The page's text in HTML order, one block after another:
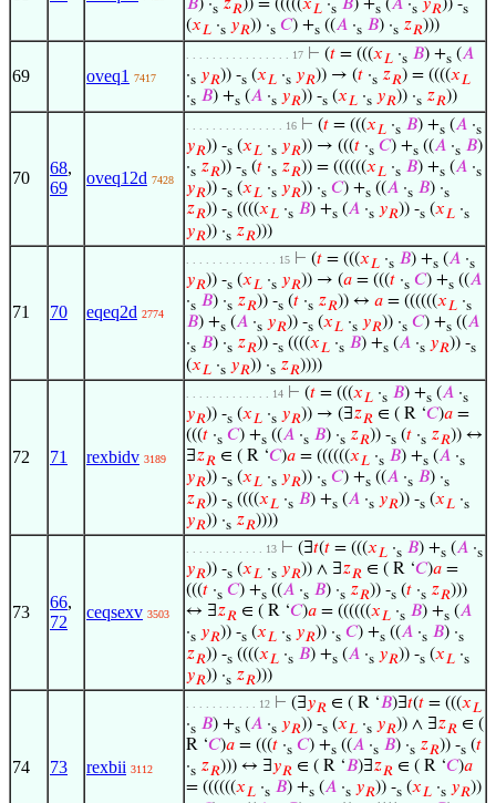
𝐵) ·s 𝑧𝑅)) = (((((𝑥𝐿 ·s 𝐵) +s (𝐴 ·s 𝑦𝑅)) -s
(𝑥𝐿 ·s 𝑦𝑅)) ·s 𝐶) +s ((𝐴 ·s 𝐵) ·s 𝑧𝑅)))
69 oveq1 7417
. . . . . . . . . . . . . . . . 17 ⊢ (𝑡 = (((𝑥𝐿 ·s 𝐵) +s (𝐴
·s 𝑦𝑅)) -s (𝑥𝐿 ·s 𝑦𝑅)) → (𝑡 ·s 𝑧𝑅) = ((((𝑥𝐿
·s 𝐵) +s (𝐴 ·s 𝑦𝑅)) -s (𝑥𝐿 ·s 𝑦𝑅)) ·s 𝑧𝑅))
70
68,
69
oveq12d 7428
. . . . . . . . . . . . . . . 16 ⊢ (𝑡 = (((𝑥𝐿 ·s 𝐵) +s (𝐴 ·s
𝑦𝑅)) -s (𝑥𝐿 ·s 𝑦𝑅)) → (((𝑡 ·s 𝐶) +s ((𝐴 ·s 𝐵)
·s 𝑧𝑅)) -s (𝑡 ·s 𝑧𝑅)) = ((((((𝑥𝐿 ·s 𝐵) +s (𝐴 ·s
𝑦𝑅)) -s (𝑥𝐿 ·s 𝑦𝑅)) ·s 𝐶) +s ((𝐴 ·s 𝐵) ·s
𝑧𝑅)) -s ((((𝑥𝐿 ·s 𝐵) +s (𝐴 ·s 𝑦𝑅)) -s (𝑥𝐿 ·s
𝑦𝑅)) ·s 𝑧𝑅)))
71 70 eqeq2d 2774
. . . . . . . . . . . . . . 15 ⊢ (𝑡 = (((𝑥𝐿 ·s 𝐵) +s (𝐴 ·s
𝑦𝑅)) -s (𝑥𝐿 ·s 𝑦𝑅)) → (𝑎 = (((𝑡 ·s 𝐶) +s ((𝐴
·s 𝐵) ·s 𝑧𝑅)) -s (𝑡 ·s 𝑧𝑅)) ↔ 𝑎 = ((((((𝑥𝐿 ·s
𝐵) +s (𝐴 ·s 𝑦𝑅)) -s (𝑥𝐿 ·s 𝑦𝑅)) ·s 𝐶) +s ((𝐴
·s 𝐵) ·s 𝑧𝑅)) -s ((((𝑥𝐿 ·s 𝐵) +s (𝐴 ·s 𝑦𝑅)) -s
(𝑥𝐿 ·s 𝑦𝑅)) ·s 𝑧𝑅))))
72 71 rexbidv 3189
. . . . . . . . . . . . . 14 ⊢ (𝑡 = (((𝑥𝐿 ·s 𝐵) +s (𝐴 ·s
𝑦𝑅)) -s (𝑥𝐿 ·s 𝑦𝑅)) → (∃𝑧𝑅 ∈ ( R ‘𝐶)𝑎 =
(((𝑡 ·s 𝐶) +s ((𝐴 ·s 𝐵) ·s 𝑧𝑅)) -s (𝑡 ·s 𝑧𝑅)) ↔
∃𝑧𝑅 ∈ ( R ‘𝐶)𝑎 = ((((((𝑥𝐿 ·s 𝐵) +s (𝐴 ·s
𝑦𝑅)) -s (𝑥𝐿 ·s 𝑦𝑅)) ·s 𝐶) +s ((𝐴 ·s 𝐵) ·s
𝑧𝑅)) -s ((((𝑥𝐿 ·s 𝐵) +s (𝐴 ·s 𝑦𝑅)) -s (𝑥𝐿 ·s
𝑦𝑅)) ·s 𝑧𝑅))))
73
66,
72
ceqsexv 3503
. . . . . . . . . . . . 13 ⊢ (∃𝑡(𝑡 = (((𝑥𝐿 ·s 𝐵) +s (𝐴 ·s
𝑦𝑅)) -s (𝑥𝐿 ·s 𝑦𝑅)) ∧ ∃𝑧𝑅 ∈ ( R ‘𝐶)𝑎 =
(((𝑡 ·s 𝐶) +s ((𝐴 ·s 𝐵) ·s 𝑧𝑅)) -s (𝑡 ·s 𝑧𝑅)))
↔ ∃𝑧𝑅 ∈ ( R ‘𝐶)𝑎 = ((((((𝑥𝐿 ·s 𝐵) +s (𝐴
·s 𝑦𝑅)) -s (𝑥𝐿 ·s 𝑦𝑅)) ·s 𝐶) +s ((𝐴 ·s 𝐵) ·s
𝑧𝑅)) -s ((((𝑥𝐿 ·s 𝐵) +s (𝐴 ·s 𝑦𝑅)) -s (𝑥𝐿 ·s
𝑦𝑅)) ·s 𝑧𝑅)))
74 73 rexbii 3112
. . . . . . . . . . . 12 ⊢ (∃𝑦𝑅 ∈ ( R ‘𝐵)∃𝑡(𝑡 = (((𝑥𝐿
·s 𝐵) +s (𝐴 ·s 𝑦𝑅)) -s (𝑥𝐿 ·s 𝑦𝑅)) ∧ ∃𝑧𝑅 ∈ (
R ‘𝐶)𝑎 = (((𝑡 ·s 𝐶) +s ((𝐴 ·s 𝐵) ·s 𝑧𝑅)) -s (𝑡
·s 𝑧𝑅))) ↔ ∃𝑦𝑅 ∈ ( R ‘𝐵)∃𝑧𝑅 ∈ ( R ‘𝐶)𝑎
= ((((((𝑥𝐿 ·s 𝐵) +s (𝐴 ·s 𝑦𝑅)) -s (𝑥𝐿 ·s 𝑦𝑅))